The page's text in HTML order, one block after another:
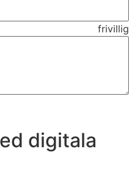
frivillig
digitala